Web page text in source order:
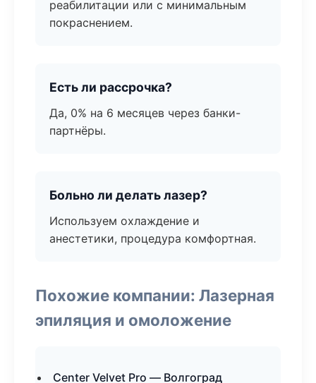
реабилитации или с минимальным
покраснением.
Есть ли рассрочка?
Да, 0% на 6 месяцев через банки-
партнёры.
Больно ли делать лазер?
Используем охлаждение и
анестетики, процедура комфортная.
Похожие компании: Лазерная
эпиляция и омоложение
Center Velvet Pro — Волгоград